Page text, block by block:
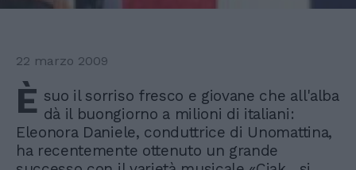
22 marzo 2009
È suo il sorriso fresco e giovane che all'alba
dà il buongiorno a milioni di italiani:
Eleonora Daniele, conduttrice di Unomattina,
ha recentemente ottenuto un grande